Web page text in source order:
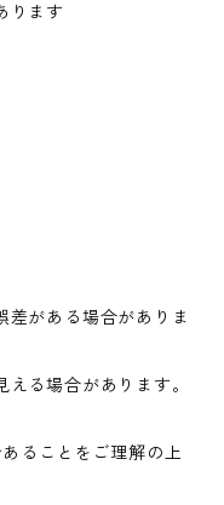
ります
がある場合がありま
る場合があります。
ることをご理解の上